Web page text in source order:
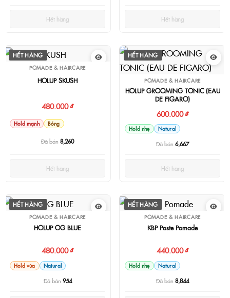
Hết hàng Hết hàng
HẾT HÀNG
POMADE & HAIRCARE
HOLUP SKUSH
480.000 ₫
Hold mạnh Bóng
Đã bán 8,260
Hết hàng
HẾT HÀNG
POMADE & HAIRCARE
HOLUP GROOMING TONIC (EAU
DE FIGARO)
600.000 ₫
Hold nhẹ Natural
Đã bán 6,667
Hết hàng
HẾT HÀNG
POMADE & HAIRCARE
HOLUP OG BLUE
480.000 ₫
Hold vừa Natural
Đã bán 954
HẾT HÀNG
POMADE & HAIRCARE
KBP Paste Pomade
440.000 ₫
Hold nhẹ Natural
Đã bán 8,844